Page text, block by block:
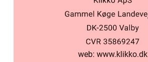
web: www.klikko.dk